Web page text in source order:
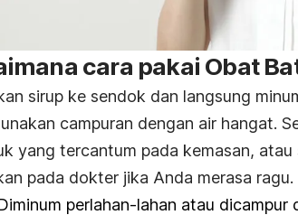
cara pakai Obat
sirup ke sendok dan langsung
campuran dengan air hangat.
yang tercantum pada kemasan,
pada dokter jika Anda merasa ragu.
perlahan-lahan atau dicampur